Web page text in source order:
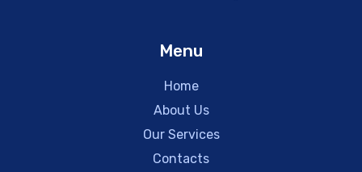
Menu
Home
About Us
Our Services
Contacts